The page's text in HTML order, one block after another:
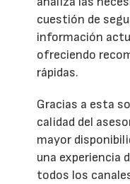
cuestión de
información
ofreciendo
rápidas.
Gracias a esta
calidad del
mayor
una experiencia
todos los